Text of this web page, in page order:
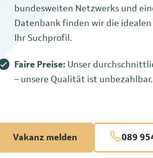
bundesweiten Netzwerks und
Datenbank finden wir die
Ihr Suchprofil.
Faire Preise: Unser
– unsere Qualität ist unbezahlbar.
Vakanz melden 089